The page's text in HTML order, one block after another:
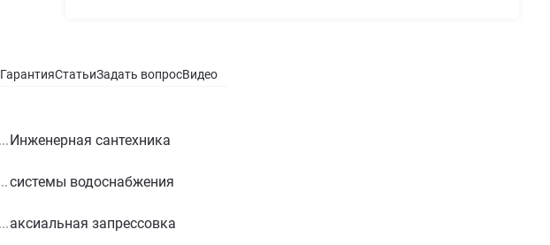
ГарантияСтатьиЗадать вопросВидео
Инженерная сантехника
системы водоснабжения
аксиальная запрессовка